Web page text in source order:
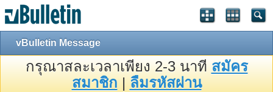
vBulletin Message
กรุณาสละเวลาเพียง 2-3 นาที สมัคร
สมาชิก | ลืมรหัสผ่าน